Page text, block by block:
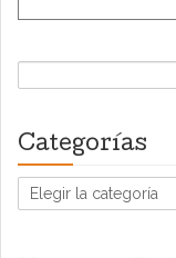
Buscar:
Categorías
Categorías